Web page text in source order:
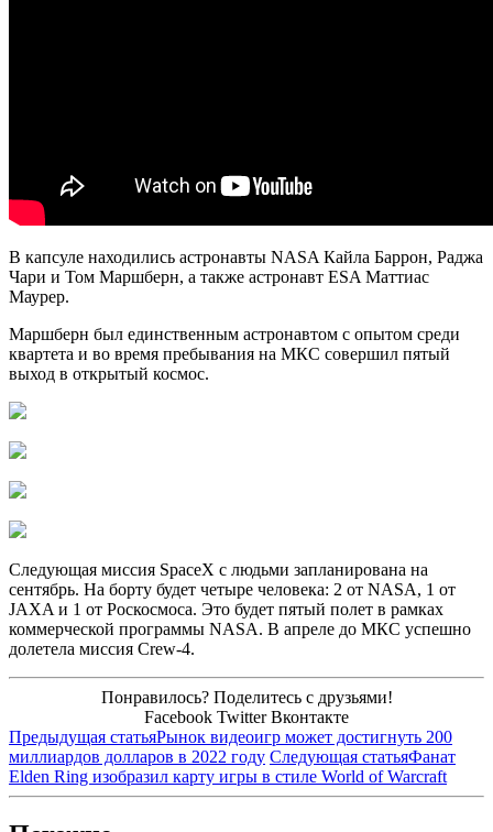
В капсуле находились астронавты NASA Кайла Баррон, Раджа
Чари и Том Маршберн, а также астронавт ESA Маттиас
Маурер.
Маршберн был единственным астронавтом с опытом среди
квартета и во время пребывания на МКС совершил пятый
выход в открытый космос.
Следующая миссия SpaceX c людьми запланирована на
сентябрь. На борту будет четыре человека: 2 от NASA, 1 от
JAXA и 1 от Роскосмоса. Это будет пятый полет в рамках
коммерческой программы NASA. В апреле до МКС успешно
долетела миссия Crew-4.
Понравилось? Поделитесь с друзьями!
Facebook Twitter Вконтакте
Предыдущая статьяРынок видеоигр может достигнуть 200
миллиардов долларов в 2022 году Следующая статьяФанат
Elden Ring изобразил карту игры в стиле World of Warcraft